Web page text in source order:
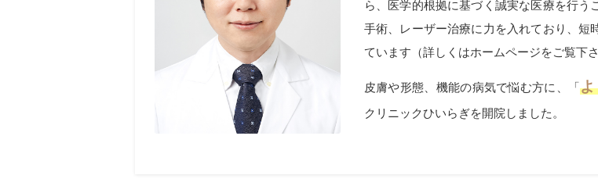
ら、医学的根拠に基づく誠実な医療を行う
手術、レーザー治療に力を入れており、短
ています（詳しくはホームページをご覧下さ
皮膚や形態、機能の病気で悩む方に、「
クリニックひいらぎを開院しました。